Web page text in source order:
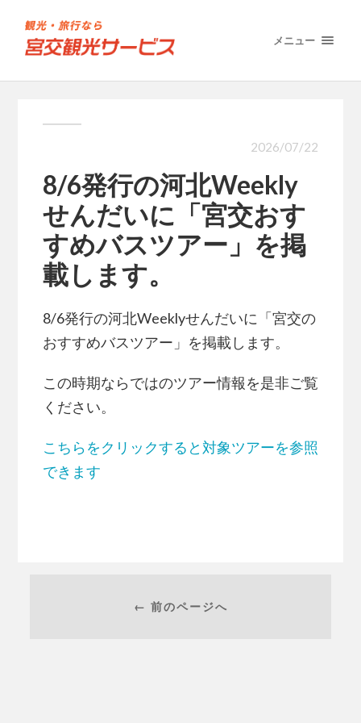
メニュー
2026/07/22
8/6発行の河北Weekly
せんだいに「宮交おす
すめバスツアー」を掲
載します。
8/6発行の河北Weeklyせんだいに「宮交の
おすすめバスツアー」を掲載します。
この時期ならではのツアー情報を是非ご覧
ください。
こちらをクリックすると対象ツアーを参照
できます
← 前のページへ